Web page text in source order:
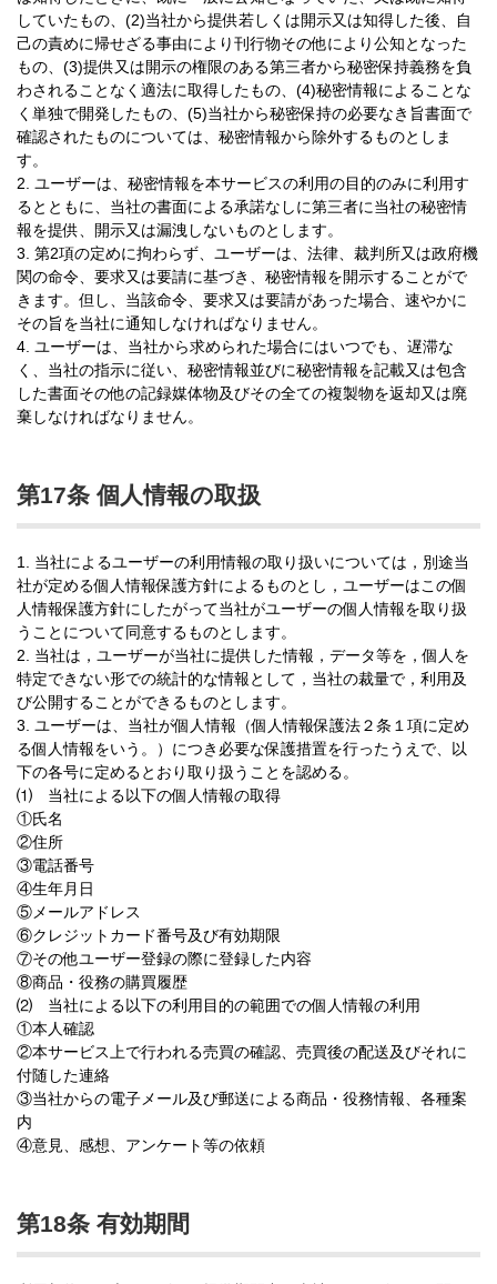
していたもの、(2)当社から提供若しくは開示又は知得した後、自
己の責めに帰せざる事由により刊行物その他により公知となった
もの、(3)提供又は開示の権限のある第三者から秘密保持義務を負
わされることなく適法に取得したもの、(4)秘密情報によることな
く単独で開発したもの、(5)当社から秘密保持の必要なき旨書面で
確認されたものについては、秘密情報から除外するものとしま
す。
2. ユーザーは、秘密情報を本サービスの利用の目的のみに利用す
るとともに、当社の書面による承諾なしに第三者に当社の秘密情
報を提供、開示又は漏洩しないものとします。
3. 第2項の定めに拘わらず、ユーザーは、法律、裁判所又は政府機
関の命令、要求又は要請に基づき、秘密情報を開示することがで
きます。但し、当該命令、要求又は要請があった場合、速やかに
その旨を当社に通知しなければなりません。
4. ユーザーは、当社から求められた場合にはいつでも、遅滞な
く、当社の指示に従い、秘密情報並びに秘密情報を記載又は包含
した書面その他の記録媒体物及びその全ての複製物を返却又は廃
棄しなければなりません。
第17条 個人情報の取扱
1. 当社によるユーザーの利用情報の取り扱いについては，別途当
社が定める個人情報保護方針によるものとし，ユーザーはこの個
人情報保護方針にしたがって当社がユーザーの個人情報を取り扱
うことについて同意するものとします。
2. 当社は，ユーザーが当社に提供した情報，データ等を，個人を
特定できない形での統計的な情報として，当社の裁量で，利用及
び公開することができるものとします。
3. ユーザーは、当社が個人情報（個人情報保護法２条１項に定め
る個人情報をいう。）につき必要な保護措置を行ったうえで、以
下の各号に定めるとおり取り扱うことを認める。
⑴ 当社による以下の個人情報の取得
①氏名
②住所
③電話番号
④生年月日
⑤メールアドレス
⑥クレジットカード番号及び有効期限
⑦その他ユーザー登録の際に登録した内容
⑧商品・役務の購買履歴
⑵ 当社による以下の利用目的の範囲での個人情報の利用
①本人確認
②本サービス上で行われる売買の確認、売買後の配送及びそれに
付随した連絡
③当社からの電子メール及び郵送による商品・役務情報、各種案
内
④意見、感想、アンケート等の依頼
第18条 有効期間